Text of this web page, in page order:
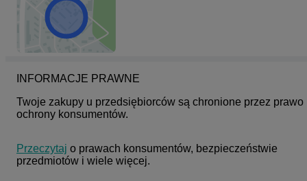
INFORMACJE PRAWNE
Twoje zakupy u przedsiębiorców są chronione przez prawo
ochrony konsumentów.
Przeczytaj o prawach konsumentów, bezpieczeństwie
przedmiotów i wiele więcej.